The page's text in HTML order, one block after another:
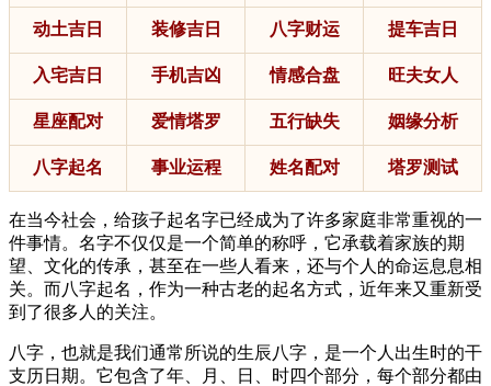
动土吉日 装修吉日 八字财运 提车吉日
入宅吉日 手机吉凶 情感合盘 旺夫女人
星座配对 爱情塔罗 五行缺失 姻缘分析
八字起名 事业运程 姓名配对 塔罗测试
在当今社会，给孩子起名字已经成为了许多家庭非常重视的一
件事情。名字不仅仅是一个简单的称呼，它承载着家族的期
望、文化的传承，甚至在一些人看来，还与个人的命运息息相
关。而八字起名，作为一种古老的起名方式，近年来又重新受
到了很多人的关注。
八字，也就是我们通常所说的生辰八字，是一个人出生时的干
支历日期。它包含了年、月、日、时四个部分，每个部分都由